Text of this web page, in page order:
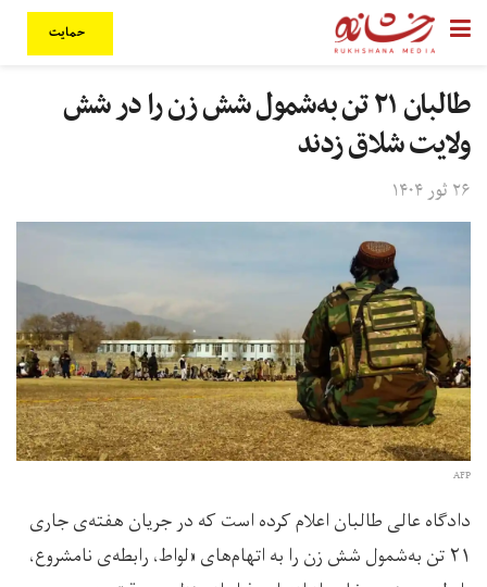
حمایت
طالبان ۲۱ تن به‌شمول شش زن را در شش
ولایت شلاق زدند
۲۶ ثور ۱۴۰۴
AFP
دادگاه عالی طالبان اعلام کرده است که در جریان هفته‌ی جاری
۲۱ تن به‌شمول شش زن را به اتهام‌های «لواط، رابطه‌ی نامشروع،